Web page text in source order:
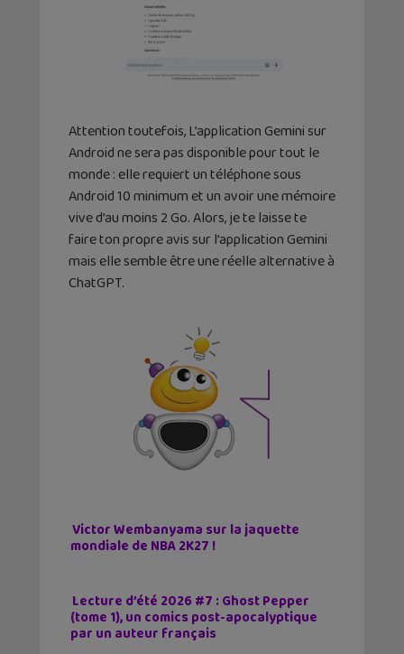
Attention toutefois, L’application Gemini sur
Android ne sera pas disponible pour tout le
monde : elle requiert un téléphone sous
Android 10 minimum et un avoir une mémoire
vive d’au moins 2 Go. Alors, je te laisse te
faire ton propre avis sur l’application Gemini
mais elle semble être une réelle alternative à
ChatGPT.
Victor Wembanyama sur la jaquette
mondiale de NBA 2K27 !
Lecture d’été 2026 #7 : Ghost Pepper
(tome 1), un comics post-apocalyptique
par un auteur français